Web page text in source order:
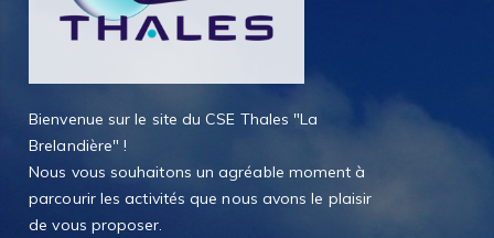
Bienvenue sur le site du CSE Thales "La
Brelandière" !
Nous vous souhaitons un agréable moment à
parcourir les activités que nous avons le plaisir
de vous proposer.